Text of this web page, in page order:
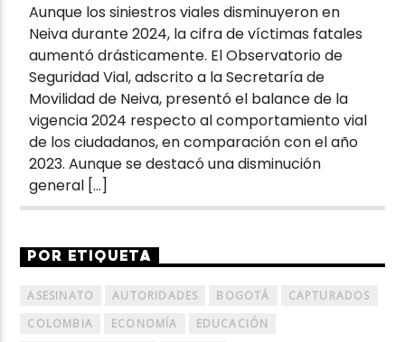
Aunque los siniestros viales disminuyeron en
Neiva durante 2024, la cifra de víctimas fatales
aumentó drásticamente. El Observatorio de
Seguridad Vial, adscrito a la Secretaría de
Movilidad de Neiva, presentó el balance de la
vigencia 2024 respecto al comportamiento vial
de los ciudadanos, en comparación con el año
2023. Aunque se destacó una disminución
general […]
POR ETIQUETA
ASESINATO AUTORIDADES BOGOTÁ
CAPTURADOS
COLOMBIA
ECONOMÍA
EDUCACIÓN